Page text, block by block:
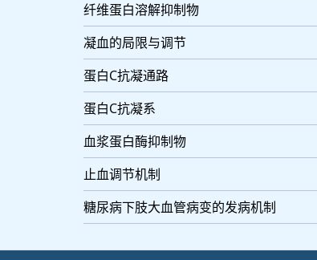
纤维蛋白溶解抑制物
凝血的局限与调节
蛋白C抗凝通路
蛋白C抗凝系
血浆蛋白酶抑制物
止血调节机制
糖尿病下肢大血管病变的发病机制